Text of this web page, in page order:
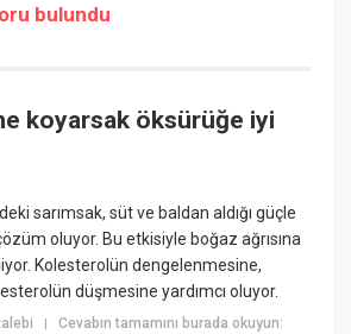
bulundu
koyarsak öksürüğe iyi
sarımsak, süt ve baldan aldığı güçle
oluyor. Bu etkisiyle boğaz ağrısına
Kolesterolün dengelenmesine,
düşmesine yardımcı oluyor.
|Cevabın tamamını burada okuyun: